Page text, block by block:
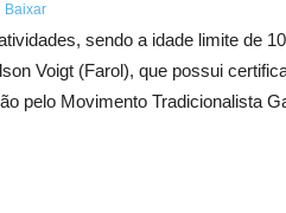
Baixar
sendo a idade limite de
Voigt (Farol), que possui
pelo Movimento Tradicionalista